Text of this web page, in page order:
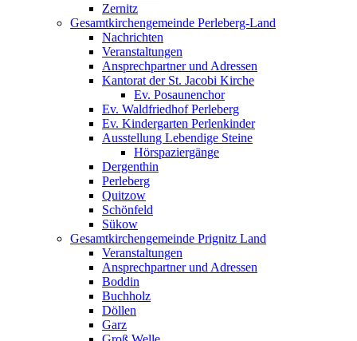
Zernitz
Gesamtkirchengemeinde Perleberg-Land
Nachrichten
Veranstaltungen
Ansprechpartner und Adressen
Kantorat der St. Jacobi Kirche
Ev. Posaunenchor
Ev. Waldfriedhof Perleberg
Ev. Kindergarten Perlenkinder
Ausstellung Lebendige Steine
Hörspaziergänge
Dergenthin
Perleberg
Quitzow
Schönfeld
Sükow
Gesamtkirchengemeinde Prignitz Land
Veranstaltungen
Ansprechpartner und Adressen
Boddin
Buchholz
Döllen
Garz